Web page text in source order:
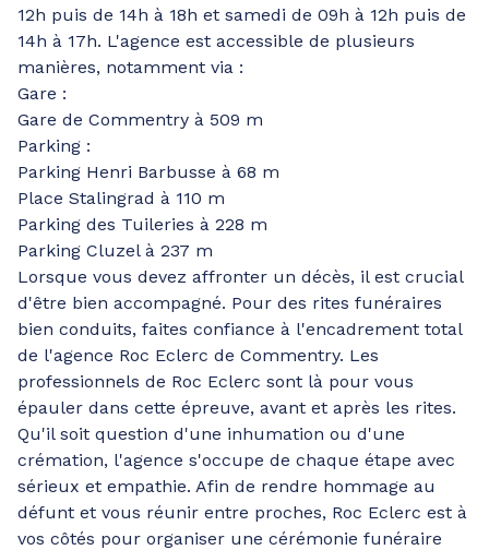
12h puis de 14h à 18h et samedi de 09h à 12h puis de
14h à 17h. L'agence est accessible de plusieurs
manières, notamment via :
Gare :
Gare de Commentry à 509 m
Parking :
Parking Henri Barbusse à 68 m
Place Stalingrad à 110 m
Parking des Tuileries à 228 m
Parking Cluzel à 237 m
Lorsque vous devez affronter un décès, il est crucial
d'être bien accompagné. Pour des rites funéraires
bien conduits, faites confiance à l'encadrement total
de l'agence Roc Eclerc de Commentry. Les
professionnels de Roc Eclerc sont là pour vous
épauler dans cette épreuve, avant et après les rites.
Qu'il soit question d'une inhumation ou d'une
crémation, l'agence s'occupe de chaque étape avec
sérieux et empathie. Afin de rendre hommage au
défunt et vous réunir entre proches, Roc Eclerc est à
vos côtés pour organiser une cérémonie funéraire